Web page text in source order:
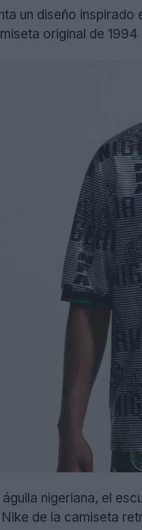
un diseño
original de 1994
nigeriana, el
de la camiseta